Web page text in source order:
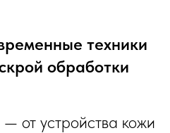
техники
обработки
от устройства кожи